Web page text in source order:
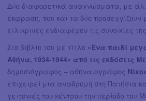
Δύο διαφορετικά αναγνώσματα, με
έκφραση, που και τα δύο προσεγγίζουν
ειλικρινές ενδιαφέρον τις συνοικίες
Στο βιβλίο του με τίτλο «Ένα παιδί
Αθήνα, 1934-1944» από τις εκδόσεις
δημοσιόγραφος – αθηναιογράφος
επιχειρεί μια αναδρομή στη Πατήσια
γειτονιές του κέντρου την περίοδο του